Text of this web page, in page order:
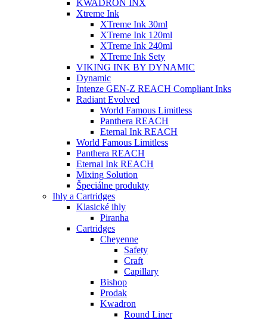
KWADRON INX
Xtreme Ink
XTreme Ink 30ml
XTreme Ink 120ml
XTreme Ink 240ml
XTreme Ink Sety
VIKING INK BY DYNAMIC
Dynamic
Intenze GEN-Z REACH Compliant Inks
Radiant Evolved
World Famous Limitless
Panthera REACH
Eternal Ink REACH
World Famous Limitless
Panthera REACH
Eternal Ink REACH
Mixing Solution
Špeciálne produkty
Ihly a Cartridges
Klasické ihly
Piranha
Cartridges
Cheyenne
Safety
Craft
Capillary
Bishop
Prodak
Kwadron
Round Liner